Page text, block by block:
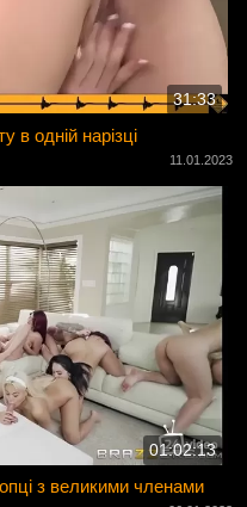
31:33
в одній нарізці
11.01.2023
01:02:13
з великими членами